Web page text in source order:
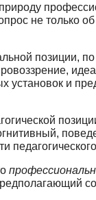
не только
позиции,
установок и